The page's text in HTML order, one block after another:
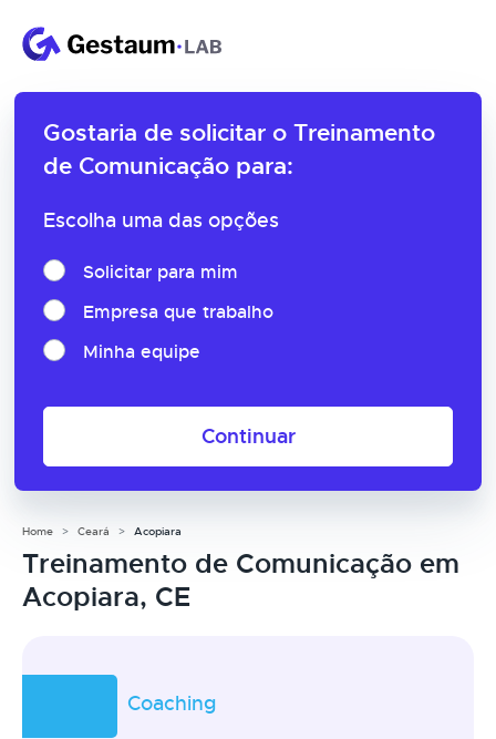
Gostaria de solicitar o Treinamento
de Comunicação para:
Escolha uma das opções
Solicitar para mim
Empresa que trabalho
Minha equipe
Continuar
Home Ceará Acopiara
Treinamento de Comunicação em
Acopiara, CE